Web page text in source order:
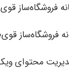
فروشگاه‌ساز
فروشگاه‌ساز قوی؛
محتوای